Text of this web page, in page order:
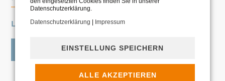
LEONBERG Kontaktformular
Datenschutzerklärung.
Datenschutzerklärung | Impressum
EINSTELLUNG SPEICHERN
ALLE AKZEPTIEREN